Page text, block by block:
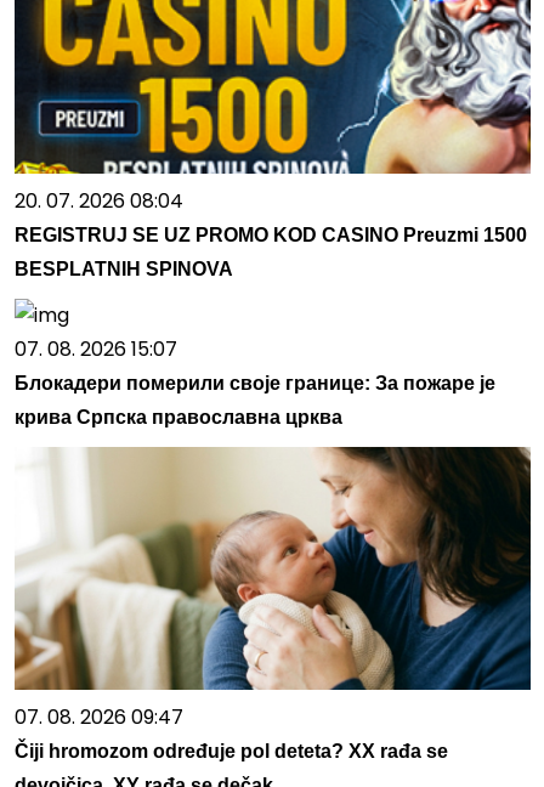
20. 07. 2026 08:04
REGISTRUJ SE UZ PROMO KOD CASINO Preuzmi 1500
BESPLATNIH SPINOVA
07. 08. 2026 15:07
Блокадери померили своје границе: За пожаре је
крива Српска православна црква
07. 08. 2026 09:47
Čiji hromozom određuje pol deteta? XX rađa se